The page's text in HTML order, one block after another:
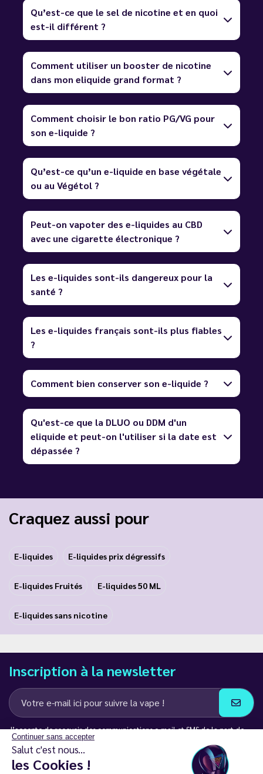
Continuer sans accepter
Salut c'est nous...
les Cookies !
Qu’est-ce que le sel de nicotine et en quoi
est-il différent ?
Comment utiliser un booster de nicotine
dans mon eliquide grand format ?
Comment choisir le bon ratio PG/VG pour
son e-liquide ?
Qu’est-ce qu’un e-liquide en base végétale
ou au Végétol ?
Peut-on vapoter des e-liquides au CBD
avec une cigarette électronique ?
Les e-liquides sont-ils dangereux pour la
santé ?
Les e-liquides français sont-ils plus fiables
?
Comment bien conserver son e-liquide ?
Qu'est-ce que la DLUO ou DDM d'un
eliquide et peut-on l'utiliser si la date est
dépassée ?
Craquez aussi pour
E-liquides E-liquides prix dégressifs
E-liquides Fruités E-liquides 50 ML
E-liquides sans nicotine
Inscription à la newsletter
J’accepte de recevoir des communications e-mail et SMS de la part de
LD Groupe